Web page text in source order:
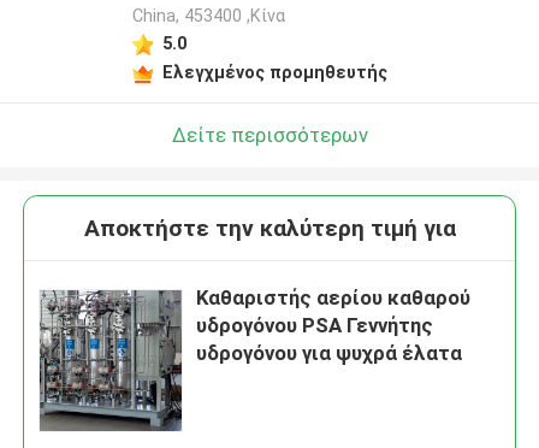
China, 453400 ,Κίνα
5.0
Ελεγχμένος προμηθευτής
Δείτε περισσότερων
Αποκτήστε την καλύτερη τιμή για
Καθαριστής αερίου καθαρού
υδρογόνου PSA Γεννήτης
υδρογόνου για ψυχρά έλατα